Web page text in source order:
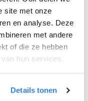
site met onze
en analyse. Deze
met andere
of die ze hebben
hun services.
Details tonen
bijverdient!
het laatste nieuws.